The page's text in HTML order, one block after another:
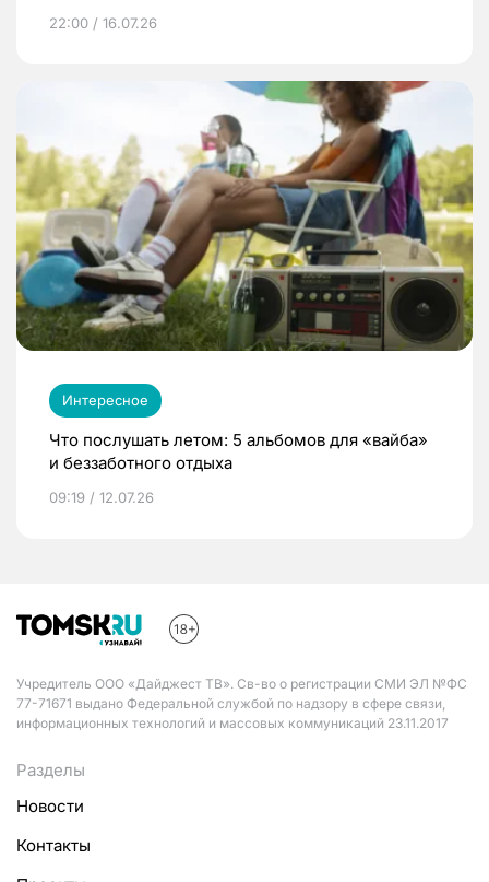
22:00 / 16.07.26
Интересное
Что послушать летом: 5 альбомов для «вайба»
и беззаботного отдыха
09:19 / 12.07.26
Учредитель ООО «Дайджест ТВ». Св-во о регистрации СМИ ЭЛ №ФС
77-71671 выдано Федеральной службой по надзору в сфере связи,
информационных технологий и массовых коммуникаций 23.11.2017
Разделы
Новости
Контакты